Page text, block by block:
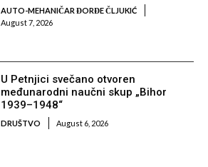
AUTO-MEHANIČAR ĐORĐE ČLJUKIĆ
August 7, 2026
U Petnjici svečano otvoren
međunarodni naučni skup „Bihor
1939–1948“
DRUŠTVO August 6, 2026